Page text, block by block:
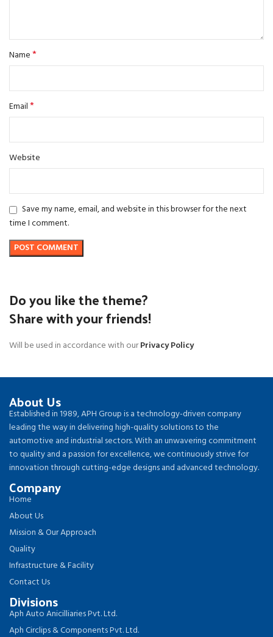
Name*
Email*
Website
Save my name, email, and website in this browser for the next
time I comment.
Do you like the theme?
Share with your friends!
Will be used in accordance with ourPrivacy Policy
About Us
Established in 1989, APH Group is a technology-driven company
leading the way in delivering high-quality solutions to the
automotive and industrial sectors. With an unwavering commitment
to quality and a passion for excellence, we continuously strive for
innovation through cutting-edge designs and advanced technology.
Company
Home
About Us
Mission & Our Approach
Quality
Infrastructure & Facility
Contact Us
Divisions
Aph Auto Anicilliaries Pvt. Ltd.
Aph Circlips & Components Pvt. Ltd.